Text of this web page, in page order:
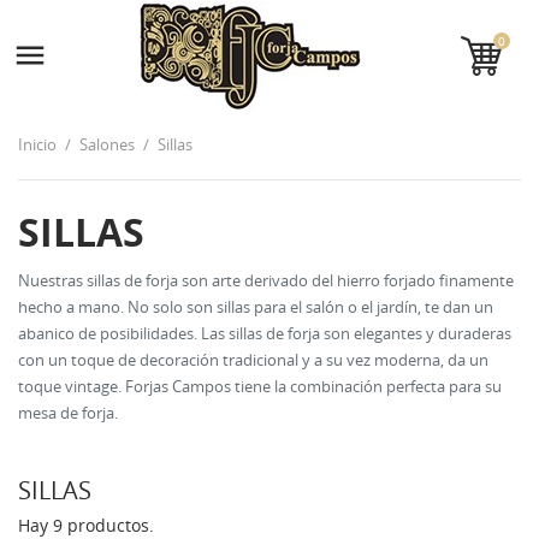
 0
Inicio Salones Sillas
SILLAS
Nuestras sillas de forja son arte derivado del hierro forjado finamente
hecho a mano. No solo son sillas para el salón o el jardín, te dan un
abanico de posibilidades. Las sillas de forja son elegantes y duraderas
con un toque de decoración tradicional y a su vez moderna, da un
toque vintage. Forjas Campos tiene la combinación perfecta para su
mesa de forja.
SILLAS
Hay 9 productos.